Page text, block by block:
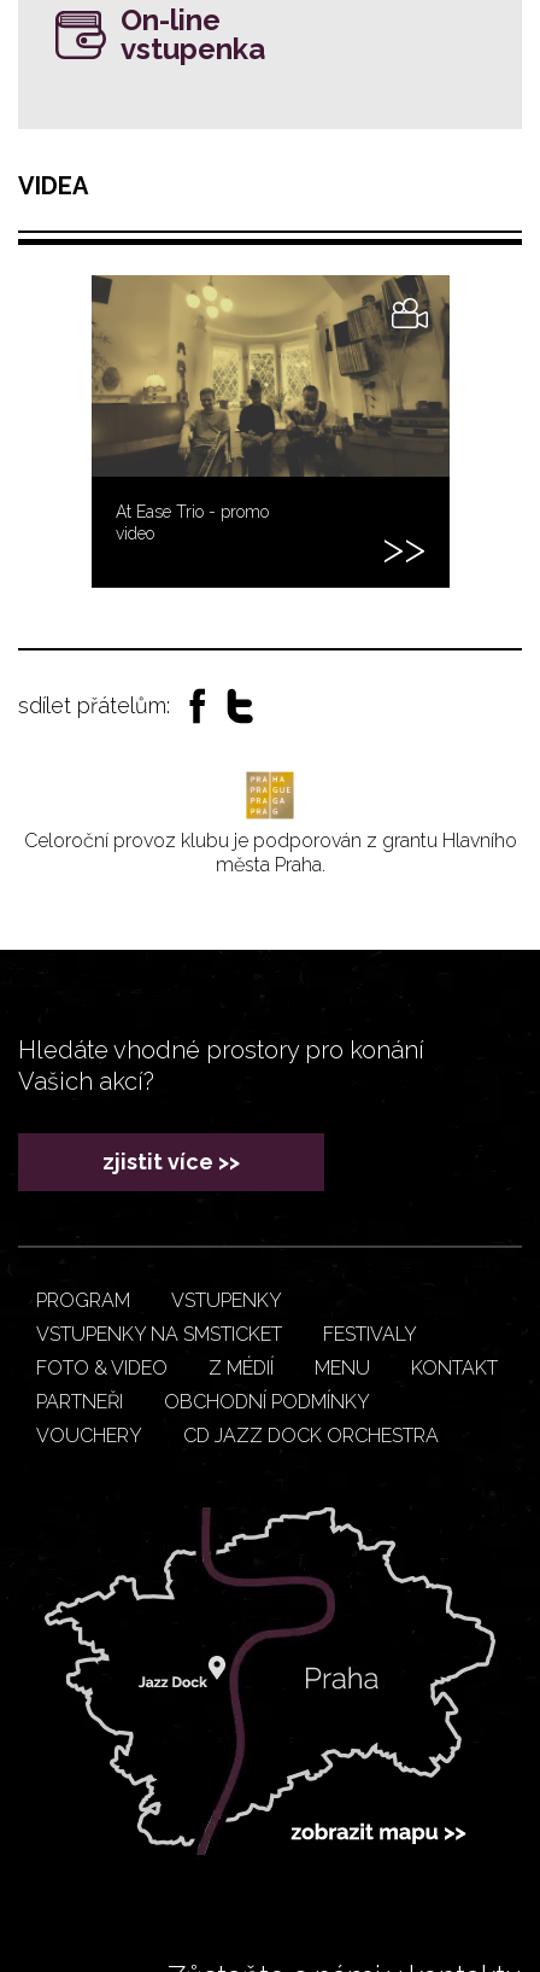
On-line
vstupenka
VIDEA
At Ease Trio - promo
video
sdílet přátelům:
Celoroční provoz klubu je podporován z grantu Hlavního
města Praha.
Hledáte vhodné prostory pro konání
Vašich akcí?
zjistit více >>
PROGRAM
VSTUPENKY
VSTUPENKY NA SMSTICKET
FESTIVALY
FOTO & VIDEO
Z MÉDIÍ MENU
KONTAKT
PARTNEŘI
OBCHODNÍ PODMÍNKY
VOUCHERY
CD JAZZ DOCK ORCHESTRA